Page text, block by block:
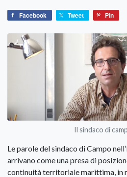
Facebook Tweet Pin
Il sindaco di
Le parole del sindaco di Campo
arrivano come una presa di
continuità territoriale marittima, in